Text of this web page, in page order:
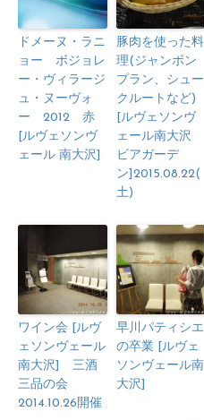
ドメーヌ・ラニ
ョー ボジョレ
ー・ヴィラージ
ュ・ヌーヴォ
ー 2012 赤
[ルヴェソンヴ
ェール 南大沢]
豚肉を使った料
理(ジャンボン
プラン、シュー
クルートなど)
[ルヴェソンヴ
ェール南大沢
ビアガーデ
ン]2015.08.22(
土)
ワイン会 [ルヴ
ェソンヴェール
南大沢] 三酒
三品の会
2014.10.26開催
早川パティシエ
の卒業 [ルヴェ
ソンヴェール南
大沢]